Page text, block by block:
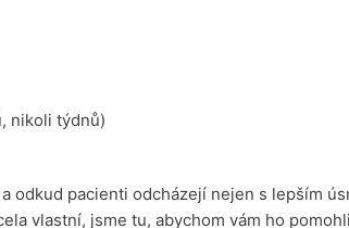
nikoli týdnů)
a odkud pacienti odcházejí nejen s lepším
vlastní, jsme tu, abychom vám ho